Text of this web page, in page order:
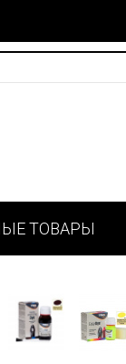
ТОВАРЫ